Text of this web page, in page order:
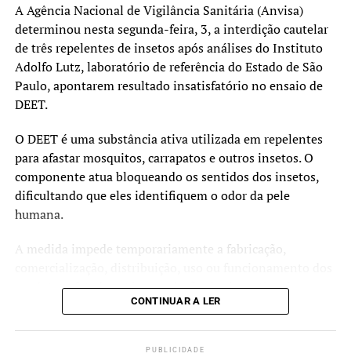
Pneumocócica: 96%
Tríplice Viral: 95%
HPV e sarampo recebem atenção especial
Além da atualização das vacinas de rotina, a campanha
HPV e o sarampo.
O prazo da estratégia extraordinária de vacinação contra
o HPV foi ampliado até 31 de dezembro de 2026 para
adolescentes de 15 a 19 anos que ainda não receberam a
O Ministério da Saúde também orienta a população a
conferir a carteira de vacinação contra o sarampo após a
confirmação, em julho, de casos da doença em São Paulo
A Agência Nacional de Vigilância Sanitária (Anvisa)
determinou nesta segunda-feira, 3, a interdição cautelar
de três repelentes de insetos após análises do Instituto
Adolfo Lutz, laboratório de referência do Estado de São
Paulo, apontarem resultado insatisfatório no ensaio de
DEET.
O DEET é uma substância ativa utilizada em repelentes
para afastar mosquitos, carrapatos e outros insetos. O
componente atua bloqueando os sentidos dos insetos,
dificultando que eles identifiquem o odor da pele
humana.
A medida impede temporariamente a fabricação,
produtos afetados até a conclusão das investigações e a
adequação às normas sanitárias.
CONTINUAR A LER
PUBLICIDADE